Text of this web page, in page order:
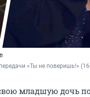
«Ты не поверишь!»
младшую дочь